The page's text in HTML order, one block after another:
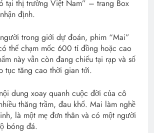
tại thị trường Việt Nam” – trang Box
định.
trong giới dự đoán, phim “Mai”
thể chạm mốc 600 tỉ đồng hoặc cao
này vẫn còn đang chiếu tại rạp và số
tục tăng cao thời gian tới.
dung xoay quanh cuộc đời của cô
thăng trầm, đau khổ. Mai làm nghề
là một mẹ đơn thân và có một người
bóng đá.